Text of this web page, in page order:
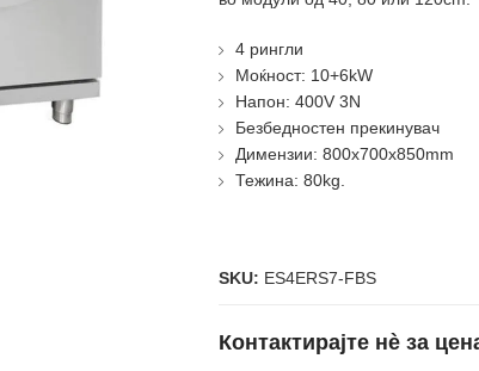
4 рингли
Моќност: 10+6kW
Напон: 400V 3N
Безбедностен прекинувач
Димензии: 800x700x850mm
Тежина: 80kg.
SKU: ES4ERS7-FBS
Контактирајте нè за